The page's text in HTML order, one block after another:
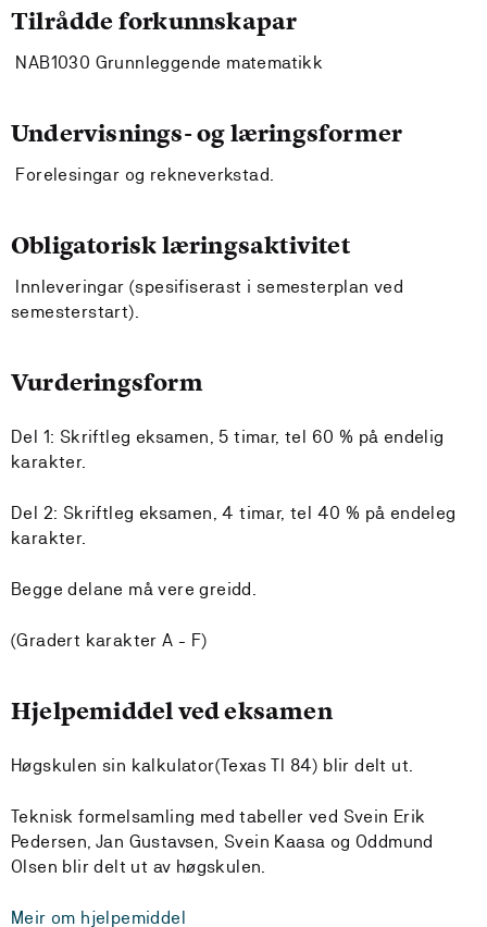
Tilrådde forkunnskapar
NAB1030 Grunnleggende matematikk
Undervisnings- og læringsformer
Forelesingar og rekneverkstad.
Obligatorisk læringsaktivitet
Innleveringar (spesifiserast i semesterplan ved
semesterstart).
Vurderingsform
Del 1: Skriftleg eksamen, 5 timar, tel 60 % på endelig
karakter.
Del 2: Skriftleg eksamen, 4 timar, tel 40 % på endeleg
karakter.
Begge delane må vere greidd.
(Gradert karakter A - F)
Hjelpemiddel ved eksamen
Høgskulen sin kalkulator(Texas TI 84) blir delt ut.
Teknisk formelsamling med tabeller ved Svein Erik
Pedersen, Jan Gustavsen, Svein Kaasa og Oddmund
Olsen blir delt ut av høgskulen.
Meir om hjelpemiddel